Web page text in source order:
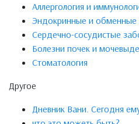
Аллергология и
Эндокринные и обменные
Сердечно-сосудистые
Болезни почек и
Стоматология
Другое
Дневник Вани. Сегодня